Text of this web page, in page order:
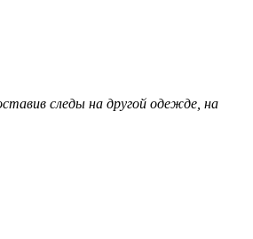
следы на другой одежде, на